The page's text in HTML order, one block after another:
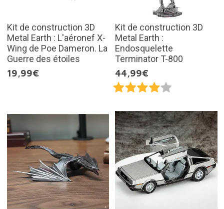
Kit de construction 3D
Metal Earth : L'aéronef X-
Wing de Poe Dameron. La
Guerre des étoiles
19,99€
Kit de construction 3D
Metal Earth :
Endosquelette
Terminator T-800
44,99€